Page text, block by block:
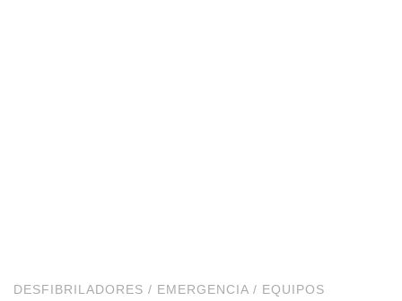
DESFIBRILADORES / EMERGENCIA / EQUIPOS